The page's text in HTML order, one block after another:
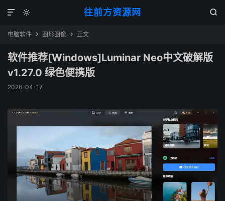
往前方资源网
 

电脑软件  图形图像  正文
软件推荐[Windows]Luminar Neo中文破解版
v1.27.0 绿色便携版
2026-04-17